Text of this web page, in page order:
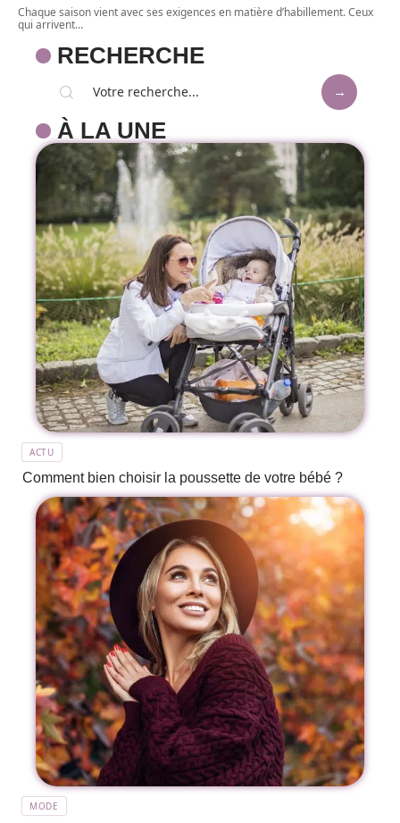
Chaque saison vient avec ses exigences en matière d’habillement. Ceux
qui arrivent…
RECHERCHE
À LA UNE
ACTU
Comment bien choisir la poussette de votre bébé ?
MODE